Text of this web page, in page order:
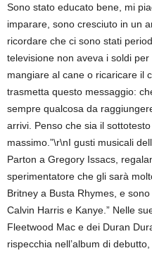
Sono stato educato bene, mi
imparare, sono cresciuto in un
ricordare che ci sono stati
televisione non aveva i soldi
mangiare al cane o ricaricare il
trasmetta questo messaggio:
sempre qualcosa da
arrivi. Penso che sia il
massimo.”\r\nI gusti musicali
Parton a Gregory Issacs,
sperimentatore che gli sarà
Britney a Busta Rhymes, e
Calvin Harris e Kanye.” Nelle
Fleetwood Mac e dei Duran
rispecchia nell’album di